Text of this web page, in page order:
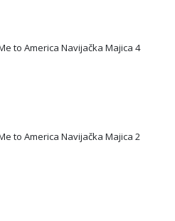
to America Navijačka Majica 4
to America Navijačka Majica 2